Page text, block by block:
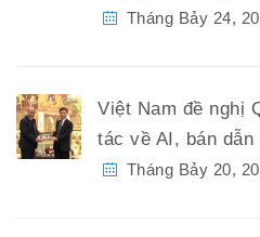
Tháng Bảy 24,
Việt Nam đề nghị
tác về AI, bán dẫn
Tháng Bảy 20,